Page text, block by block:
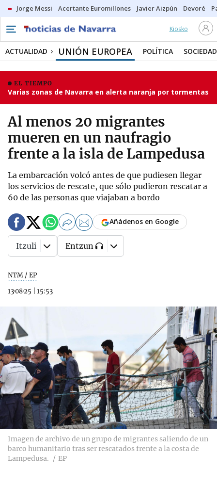
Jorge Messi Acertante Euromillones Javier Aizpún Devoré
Kiosko
ACTUALIDAD UNIÓN EUROPEA POLÍTICA SOCIEDAD
EL TIEMPO
Varias zonas de Navarra en alerta naranja por tormentas
Al menos 20 migrantes
mueren en un naufragio
frente a la isla de Lampedusa
La embarcación volcó antes de que pudiesen llegar
los servicios de rescate, que sólo pudieron rescatar a
60 de las personas que viajaban a bordo
NTM / EP
13·08·25
15:53
Añádenos en Google
Itzuli Entzun
Imagen de archivo de un grupo de migrantes saliendo de un
barco humanitario tras ser rescatados frente a la costa de
Lampedusa.
EP